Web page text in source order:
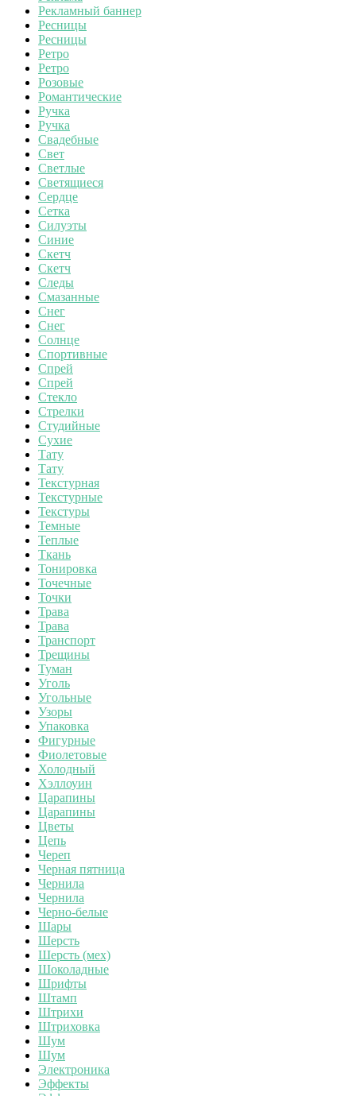
Рекламный баннер
Ресницы
Ресницы
Ретро
Ретро
Розовые
Романтические
Ручка
Ручка
Свадебные
Свет
Светлые
Светящиеся
Сердце
Сетка
Силуэты
Синие
Скетч
Скетч
Следы
Смазанные
Снег
Снег
Солнце
Спортивные
Спрей
Спрей
Стекло
Стрелки
Студийные
Сухие
Тату
Тату
Текстурная
Текстурные
Текстуры
Темные
Теплые
Ткань
Тонировка
Точечные
Точки
Трава
Трава
Транспорт
Трещины
Туман
Уголь
Угольные
Узоры
Упаковка
Фигурные
Фиолетовые
Холодный
Хэллоуин
Царапины
Царапины
Цветы
Цепь
Череп
Черная пятница
Чернила
Чернила
Черно-белые
Шары
Шерсть
Шерсть (мех)
Шоколадные
Шрифты
Штамп
Штрихи
Штриховка
Шум
Шум
Электроника
Эффекты